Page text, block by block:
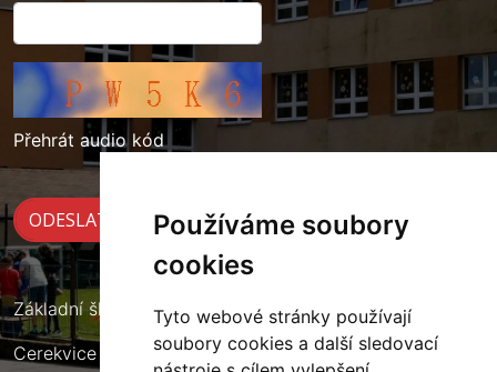
Používáme soubory
cookies
Tyto webové stránky používají
soubory cookies a další sledovací
Přehrát audio kód
Základní škola Cerekvice nad Loučnou
Cerekvice nad Loučnou 135